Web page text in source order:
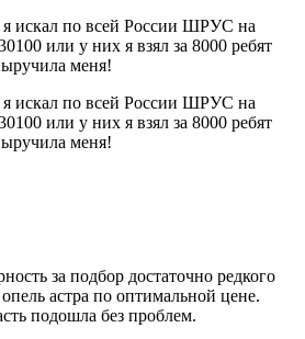
я искал по всей России ШРУС на
или у них я взял за 8000 ребят
меня!
я искал по всей России ШРУС на
или у них я взял за 8000 ребят
меня!
за подбор достаточно редкого
астра по оптимальной цене.
подошла без проблем.